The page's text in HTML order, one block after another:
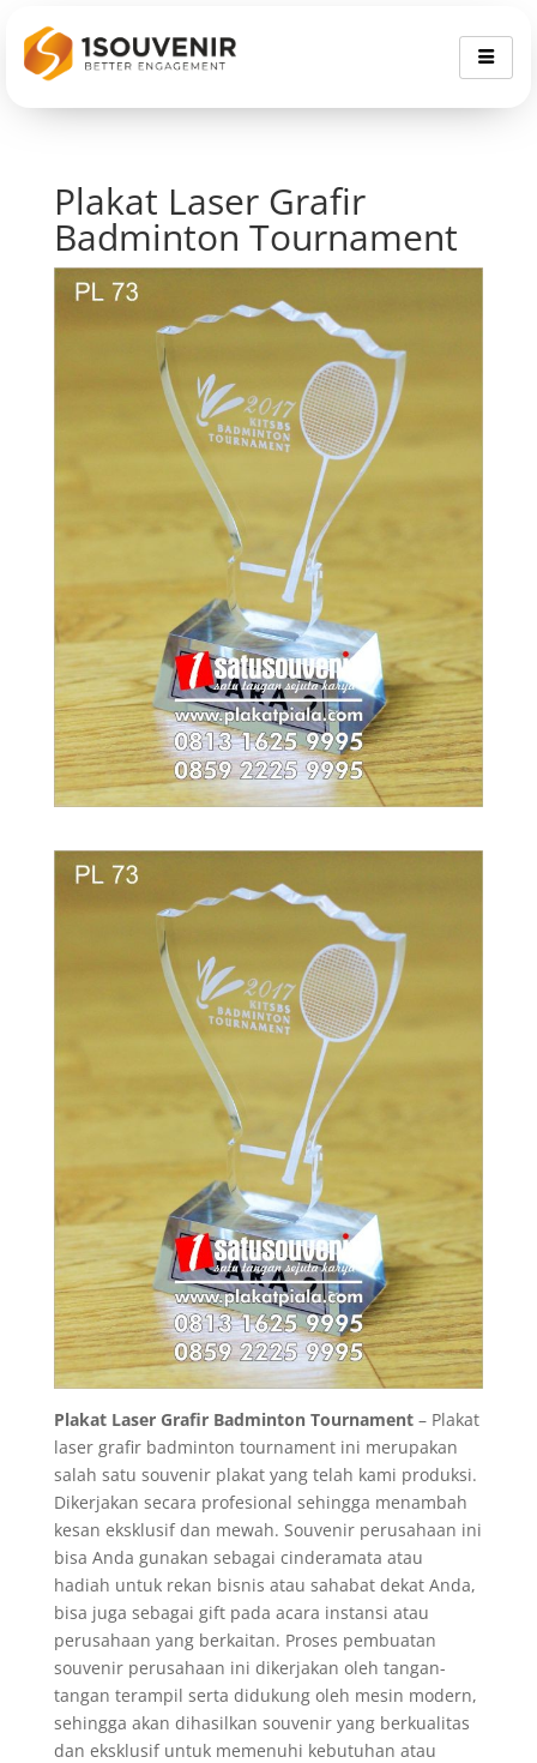
Plakat Laser Grafir
Badminton Tournament
Plakat Laser Grafir Badminton Tournament – Plakat
laser grafir badminton tournament ini merupakan
salah satu souvenir plakat yang telah kami produksi.
Dikerjakan secara profesional sehingga menambah
kesan eksklusif dan mewah. Souvenir perusahaan ini
bisa Anda gunakan sebagai cinderamata atau
hadiah untuk rekan bisnis atau sahabat dekat Anda,
bisa juga sebagai gift pada acara instansi atau
perusahaan yang berkaitan. Proses pembuatan
souvenir perusahaan ini dikerjakan oleh tangan-
tangan terampil serta didukung oleh mesin modern,
sehingga akan dihasilkan souvenir yang berkualitas
dan eksklusif untuk memenuhi kebutuhan atau